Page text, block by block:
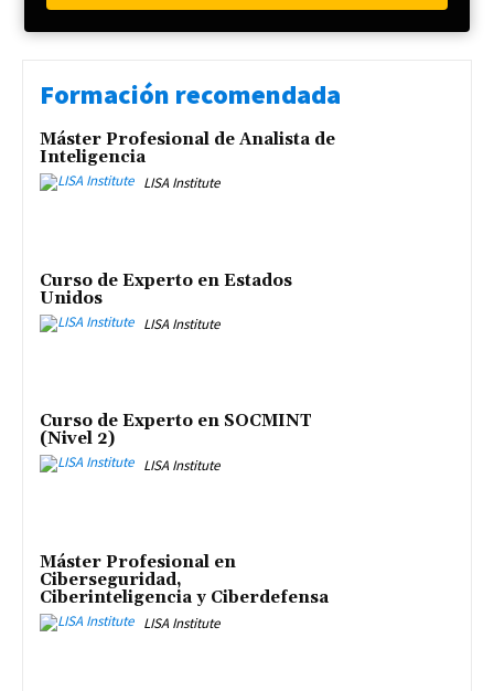
Formación recomendada
Máster Profesional de Analista de
Inteligencia
LISA Institute
Curso de Experto en Estados
Unidos
LISA Institute
Curso de Experto en SOCMINT
(Nivel 2)
LISA Institute
Máster Profesional en
Ciberseguridad,
Ciberinteligencia y Ciberdefensa
LISA Institute